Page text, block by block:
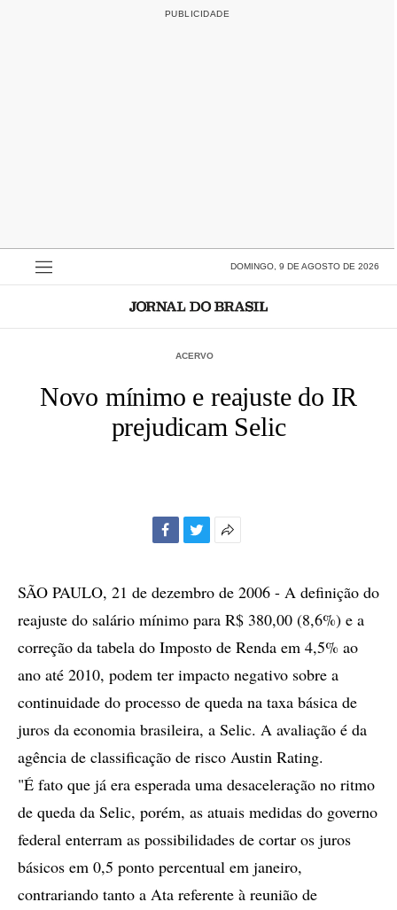
DOMINGO, 9 DE AGOSTO DE 2026
ACERVO
Novo mínimo e reajuste do IR
prejudicam Selic
compartilhamento
SÃO PAULO, 21 de dezembro de 2006 - A definição do
reajuste do salário mínimo para R$ 380,00 (8,6%) e a
correção da tabela do Imposto de Renda em 4,5% ao
ano até 2010, podem ter impacto negativo sobre a
continuidade do processo de queda na taxa básica de
juros da economia brasileira, a Selic. A avaliação é da
agência de classificação de risco Austin Rating.
"É fato que já era esperada uma desaceleração no ritmo
de queda da Selic, porém, as atuais medidas do governo
federal enterram as possibilidades de cortar os juros
básicos em 0,5 ponto percentual em janeiro,
contrariando tanto a Ata referente à reunião de